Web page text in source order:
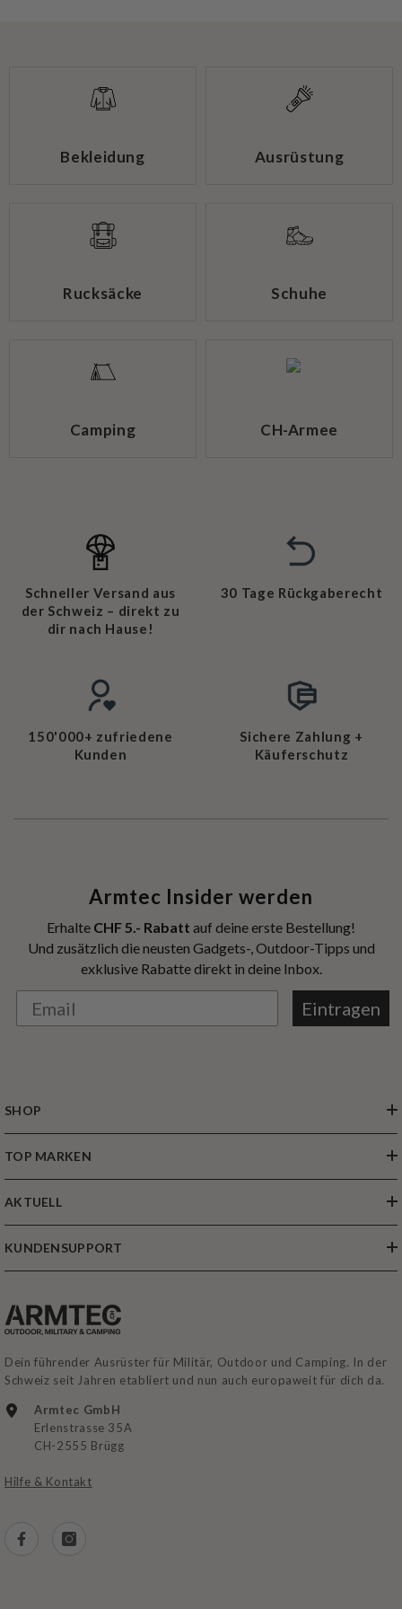
Bekleidung Ausrüstung
Rucksäcke Schuhe
Camping CH-Armee
Schneller Versand aus
der Schweiz – direkt zu
dir nach Hause!
30 Tage Rückgaberecht
150'000+ zufriedene
Kunden
Sichere Zahlung +
Käuferschutz
Armtec Insider werden
Erhalte CHF 5.- Rabatt auf deine erste Bestellung!
Und zusätzlich die neusten Gadgets-, Outdoor-Tipps und
exklusive Rabatte direkt in deine Inbox.
Eintragen
SHOP
TOP MARKEN
AKTUELL
KUNDENSUPPORT
Dein führender Ausrüster für Militär, Outdoor und Camping. In der
Schweiz seit Jahren etabliert und nun auch europaweit für dich da.
Armtec GmbH
Erlenstrasse 35A
CH-2555 Brügg
Hilfe & Kontakt